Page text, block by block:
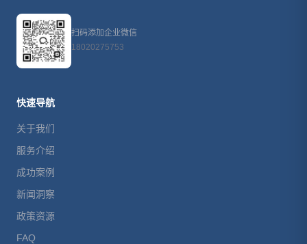
扫码添加企业微信
18020275753
快速导航
关于我们
服务介绍
成功案例
新闻洞察
政策资源
FAQ